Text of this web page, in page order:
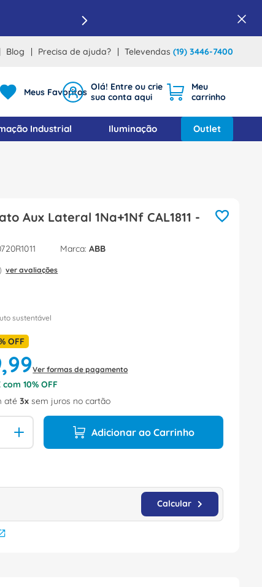
Blog Precisa de ajuda? Televendas (19) 3446-7400
Meus Favoritos
Industrial Iluminação Outlet
Aux Lateral 1Na+1Nf CAL1811 -
ABB
ver avaliações
sustentável
OFF
,99Ver formas de pagamento
com10% OFF
até3 sem juros no cartão
Adicionar ao Carrinho